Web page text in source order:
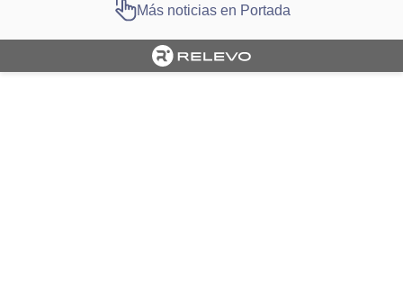
Más noticias en Portada